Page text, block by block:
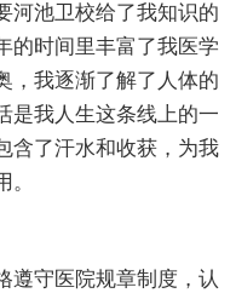
河池卫校给了我知识的
的时间里丰富了我医学
，我逐渐了解了人体的
是我人生这条线上的一
含了汗水和收获，为我
守医院规章制度，认